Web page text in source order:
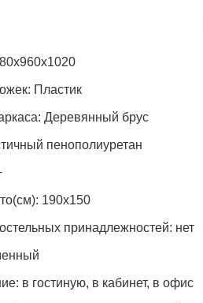
Пластик
Деревянный брус
пенополиуретан
190х150
принадлежностей: нет
в гостиную, в кабинет, в офис